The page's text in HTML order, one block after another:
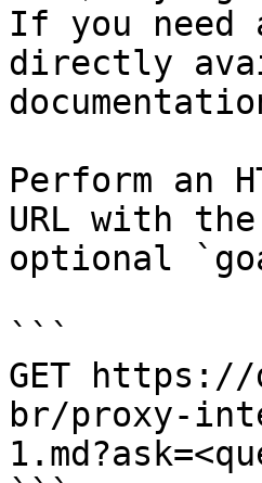
If you
directly
Perform an
URL with
optional
```
GET
br/proxy-